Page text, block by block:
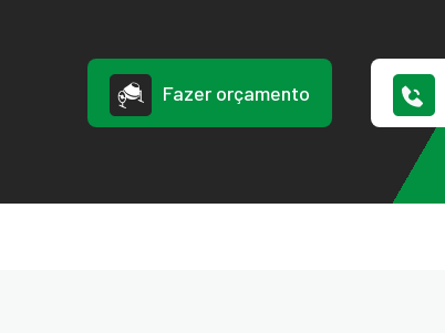
Fazer orçamento